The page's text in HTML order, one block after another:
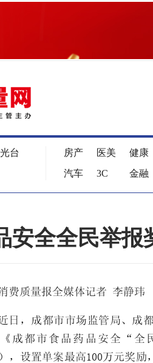
台
房产 医美
健康
汽车
3C 金融
安全全民举
费质量报全媒体记者 李静玮
日，成都市市场监管局、成
成都市食品药品安全“全
，设置单案最高100万元奖